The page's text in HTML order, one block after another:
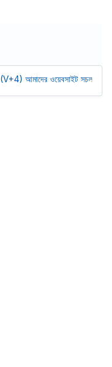
আমাদের ওয়েবসাইট সচল রাখতে